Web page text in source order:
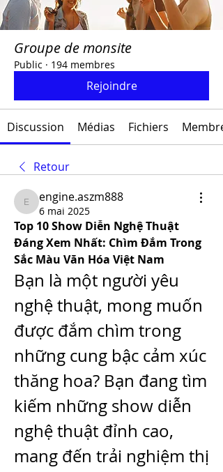
Groupe de monsite
Public · 194 membres
Rejoindre
Discussion Médias Fichiers
Retour
engine.aszm888
engine.aszm888
6 mai 2025
Top 10 Show Diễn Nghệ Thuật
Đáng Xem Nhất: Chìm Đắm Trong
Sắc Màu Văn Hóa Việt Nam
Bạn là một người yêu
nghệ thuật, mong muốn
được đắm chìm trong
những cung bậc cảm xúc
thăng hoa? Bạn đang tìm
kiếm những show diễn
nghệ thuật đỉnh cao,
mang đến trải nghiệm thị